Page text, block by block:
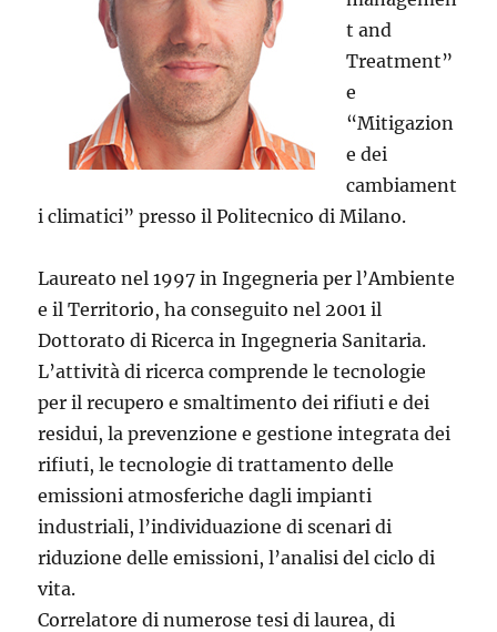
t and
Treatment”
e
“Mitigazion
e dei
cambiament
i climatici” presso il Politecnico di Milano.
Laureato nel 1997 in Ingegneria per l’Ambiente
e il Territorio, ha conseguito nel 2001 il
Dottorato di Ricerca in Ingegneria Sanitaria.
L’attività di ricerca comprende le tecnologie
per il recupero e smaltimento dei rifiuti e dei
residui, la prevenzione e gestione integrata dei
rifiuti, le tecnologie di trattamento delle
emissioni atmosferiche dagli impianti
industriali, l’individuazione di scenari di
riduzione delle emissioni, l’analisi del ciclo di
vita.
Correlatore di numerose tesi di laurea, di